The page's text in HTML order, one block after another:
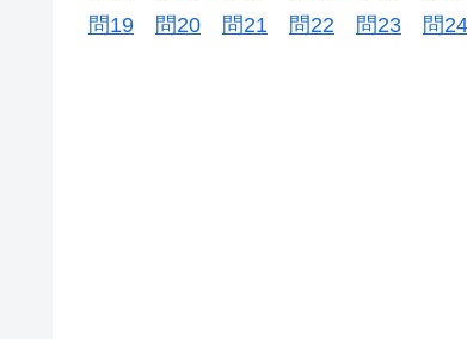
問19
問20 問21 問22 問23 問24